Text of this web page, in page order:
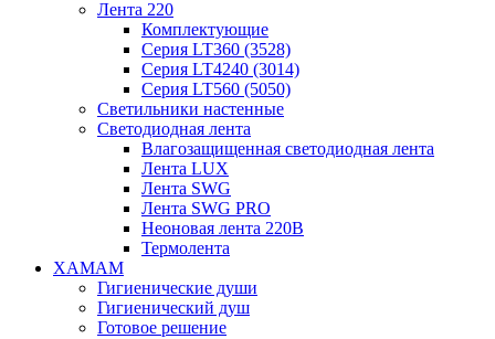
Лента 220
Комплектующие
Серия LT360 (3528)
Серия LT4240 (3014)
Серия LT560 (5050)
Светильники настенные
Светодиодная лента
Влагозащищенная светодиодная лента
Лента LUX
Лента SWG
Лента SWG PRO
Неоновая лента 220В
Термолента
ХАМАМ
Гигиенические души
Гигиенический душ
Готовое решение